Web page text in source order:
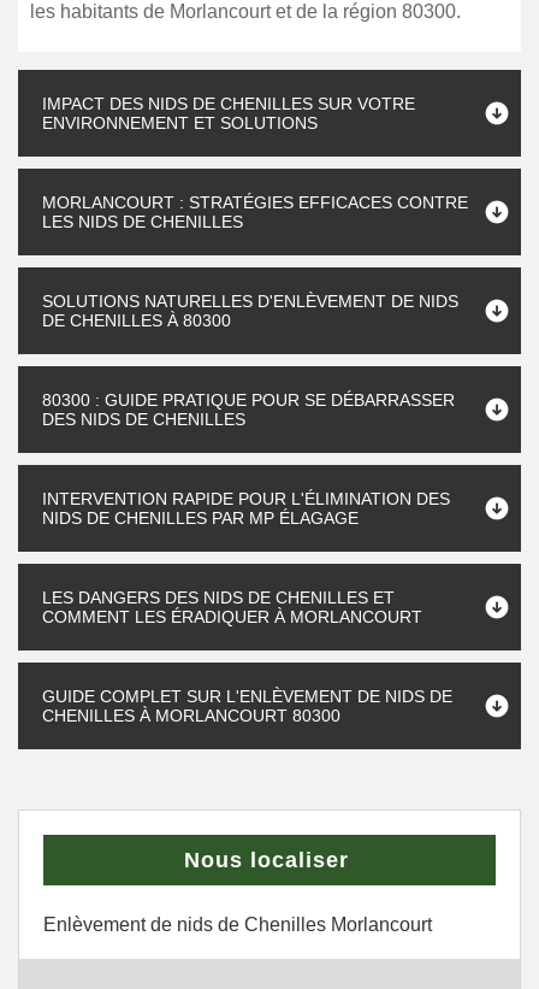
les habitants de Morlancourt et de la région 80300.
IMPACT DES NIDS DE CHENILLES SUR VOTRE
ENVIRONNEMENT ET SOLUTIONS
MORLANCOURT : STRATÉGIES EFFICACES CONTRE
LES NIDS DE CHENILLES
SOLUTIONS NATURELLES D'ENLÈVEMENT DE NIDS
DE CHENILLES À 80300
80300 : GUIDE PRATIQUE POUR SE DÉBARRASSER
DES NIDS DE CHENILLES
INTERVENTION RAPIDE POUR L'ÉLIMINATION DES
NIDS DE CHENILLES PAR MP ÉLAGAGE
LES DANGERS DES NIDS DE CHENILLES ET
COMMENT LES ÉRADIQUER À MORLANCOURT
GUIDE COMPLET SUR L'ENLÈVEMENT DE NIDS DE
CHENILLES À MORLANCOURT 80300
Nous localiser
Enlèvement de nids de Chenilles Morlancourt